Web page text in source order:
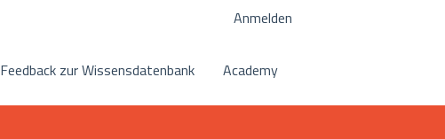
Anmelden
Feedback zur Wissensdatenbank Academy